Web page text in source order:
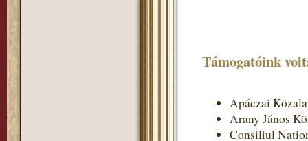
Támogatóink
Apáczai
Arany János
Consiliul